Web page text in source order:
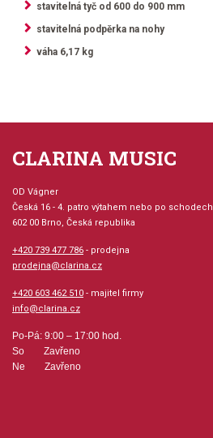
stavitelná tyč od 600 do 900 mm
stavitelná podpěrka na nohy
váha 6,17 kg
CLARINA MUSIC
OD Vágner
Česká 16 - 4. patro výtahem nebo po schodech
602 00 Brno, Česká republika
+420 739 477 786 - prodejna
prodejna@clarina.cz
+420 603 462 510 - majitel firmy
info@clarina.cz
Po-Pá: 9:00 – 17:00 hod.
So Zavřeno
Ne Zavřeno